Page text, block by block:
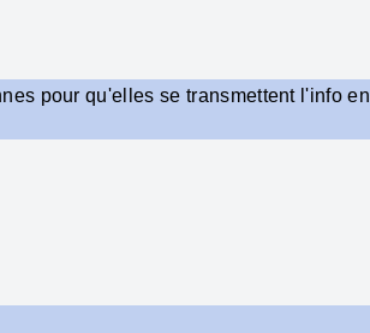
pour qu'elles se transmettent l'info en